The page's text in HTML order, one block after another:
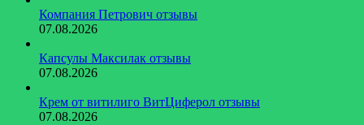
Компания Петрович отзывы
07.08.2026
Капсулы Максилак отзывы
07.08.2026
Крем от витилиго ВитЦиферол отзывы
07.08.2026